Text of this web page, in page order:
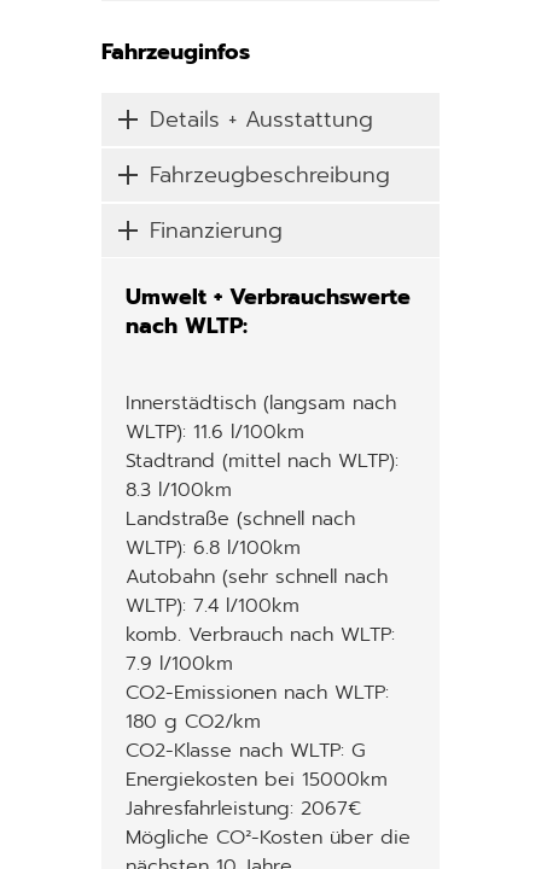
Fahrzeuginfos
Details + Ausstattung
Fahrzeugbeschreibung
Finanzierung
Umwelt + Verbrauchswerte
nach WLTP:
Innerstädtisch (langsam nach
WLTP): 11.6 l/100km
Stadtrand (mittel nach WLTP):
8.3 l/100km
Landstraße (schnell nach
WLTP): 6.8 l/100km
Autobahn (sehr schnell nach
WLTP): 7.4 l/100km
komb. Verbrauch nach WLTP:
7.9 l/100km
CO2-Emissionen nach WLTP:
180 g CO2/km
CO2-Klasse nach WLTP: G
Energiekosten bei 15000km
Jahresfahrleistung: 2067€
Mögliche CO²-Kosten über die